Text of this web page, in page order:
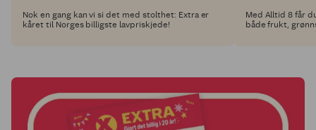
Nok en gang kan vi si det med stolthet: Extra er
kåret til Norges billigste lavpriskjede!
Med Alltid 8 får
både frukt,